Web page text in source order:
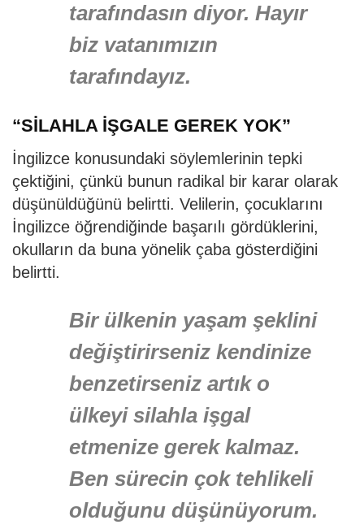
tarafındasın diyor. Hayır
biz vatanımızın
tarafındayız.
“SİLAHLA İŞGALE GEREK YOK”
İngilizce konusundaki söylemlerinin tepki
çektiğini, çünkü bunun radikal bir karar olarak
düşünüldüğünü belirtti. Velilerin, çocuklarını
İngilizce öğrendiğinde başarılı gördüklerini,
okulların da buna yönelik çaba gösterdiğini
belirtti.
Bir ülkenin yaşam şeklini
değiştirirseniz kendinize
benzetirseniz artık o
ülkeyi silahla işgal
etmenize gerek kalmaz.
Ben sürecin çok tehlikeli
olduğunu düşünüyorum.